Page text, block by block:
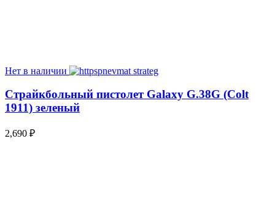
Нет в наличии
Страйкбольный пистолет Galaxy G.38G (Colt
1911) зеленый
2,690 ₽